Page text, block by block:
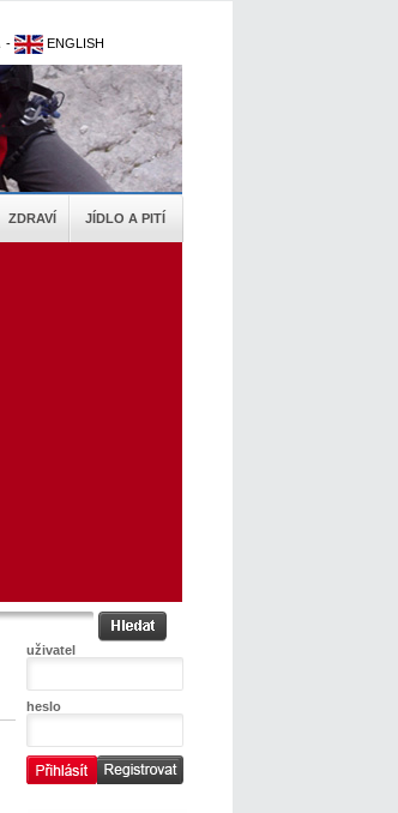
- ENGLISH
ZDRAVÍ JÍDLO A PITÍ
uživatel
heslo